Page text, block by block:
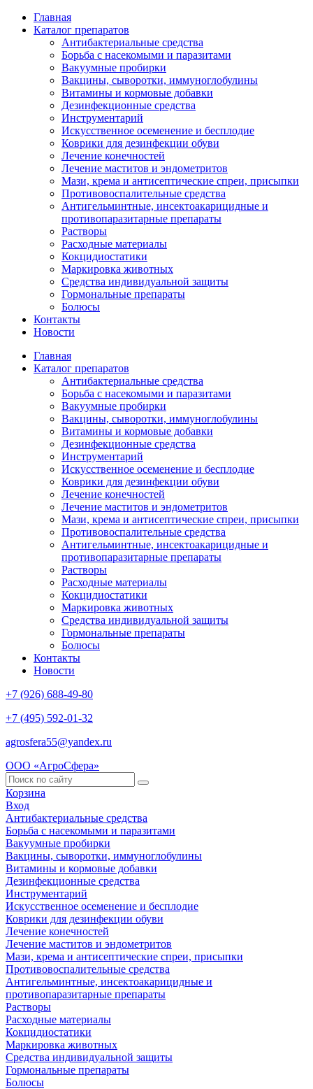
Главная
Каталог препаратов
Антибактериальные средства
Борьба с насекомыми и паразитами
Вакуумные пробирки
Вакцины, сыворотки, иммуноглобулины
Витамины и кормовые добавки
Дезинфекционные средства
Инструментарий
Искусственное осеменение и бесплодие
Коврики для дезинфекции обуви
Лечение конечностей
Лечение маститов и эндометритов
Мази, крема и антисептические спреи, присыпки
Противовоспалительные средства
Антигельминтные, инсектоакарицидные и
противопаразитарные препараты
Растворы
Расходные материалы
Кокцидиостатики
Маркировка животных
Средства индивидуальной защиты
Гормональные препараты
Болюсы
Контакты
Новости
Главная
Каталог препаратов
Антибактериальные средства
Борьба с насекомыми и паразитами
Вакуумные пробирки
Вакцины, сыворотки, иммуноглобулины
Витамины и кормовые добавки
Дезинфекционные средства
Инструментарий
Искусственное осеменение и бесплодие
Коврики для дезинфекции обуви
Лечение конечностей
Лечение маститов и эндометритов
Мази, крема и антисептические спреи, присыпки
Противовоспалительные средства
Антигельминтные, инсектоакарицидные и
противопаразитарные препараты
Растворы
Расходные материалы
Кокцидиостатики
Маркировка животных
Средства индивидуальной защиты
Гормональные препараты
Болюсы
Контакты
Новости
+7 (926) 688-49-80
+7 (495) 592-01-32
agrosfera55@yandex.ru
ООО «АгроСфера»
Корзина
Вход
Антибактериальные средства
Борьба с насекомыми и паразитами
Вакуумные пробирки
Вакцины, сыворотки, иммуноглобулины
Витамины и кормовые добавки
Дезинфекционные средства
Инструментарий
Искусственное осеменение и бесплодие
Коврики для дезинфекции обуви
Лечение конечностей
Лечение маститов и эндометритов
Мази, крема и антисептические спреи, присыпки
Противовоспалительные средства
Антигельминтные, инсектоакарицидные и
противопаразитарные препараты
Растворы
Расходные материалы
Кокцидиостатики
Маркировка животных
Средства индивидуальной защиты
Гормональные препараты
Болюсы